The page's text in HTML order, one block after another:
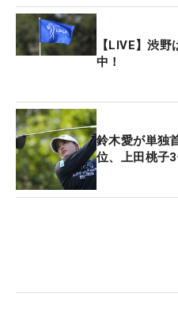
【LIVE】渋
中！
鈴木愛が単独
位、上田桃子